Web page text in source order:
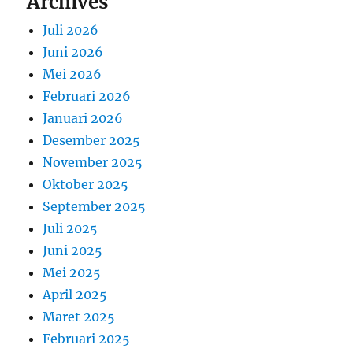
Juli 2026
Juni 2026
Mei 2026
Februari 2026
Januari 2026
Desember 2025
November 2025
Oktober 2025
September 2025
Juli 2025
Juni 2025
Mei 2025
April 2025
Maret 2025
Februari 2025